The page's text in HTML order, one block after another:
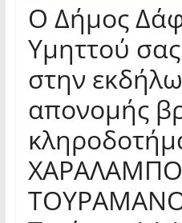
Ο Δήμος
Υμηττού
στην
απονομής